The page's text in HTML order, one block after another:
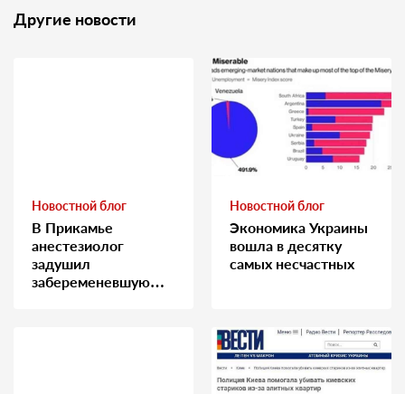
Другие новости
Новостной блог
В Прикамье
анестезиолог
задушил
забеременевшую
Новостной блог
Экономика Украины
вошла в десятку
самых несчастных